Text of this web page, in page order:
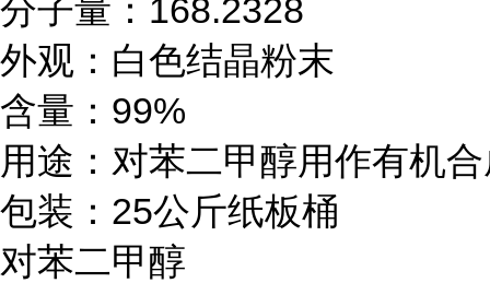
分子量：168.2328
外观：白色结晶粉末
含量：99%
用途：对苯二甲醇用作有机
包装：25公斤纸板桶
对苯二甲醇